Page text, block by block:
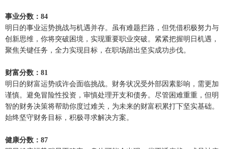
事业分数：84
明日的事业运势挑战与机遇并存。虽有难题拦路，但凭借积极努力与
创新思维，你将突破困境，实现重要职业突破。紧紧把握明日机遇，
聚焦关键任务，全力实现目标，在职场踏出坚实成功步伐。
财富分数：81
明日的财富运势或许会面临挑战。财务状况受外部因素影响，需更加
谨慎。避免冒险性投资，审慎处理开支和债务。尽管困难重重，但明
智的财务决策将帮助你度过难关，为未来的财富积累打下坚实基础。
始终坚守财务目标，积极寻求解决方案。
健康分数：87